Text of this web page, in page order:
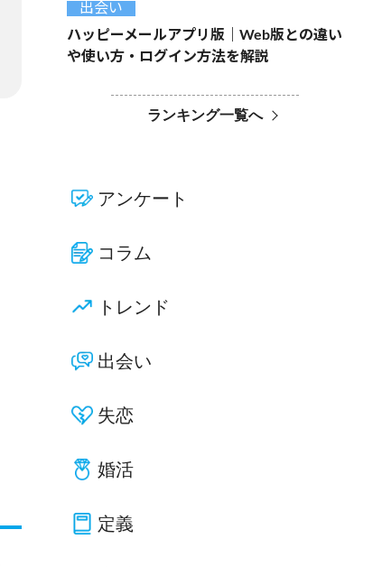
出会い
ハッピーメールアプリ版｜Web版との違い
や使い方・ログイン方法を解説
ランキング一覧へ
アンケート
コラム
トレンド
出会い
失恋
婚活
定義